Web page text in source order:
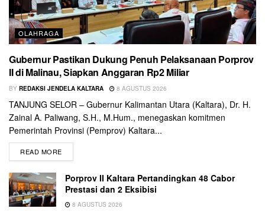
OLAHRAGA
Gubernur Pastikan Dukung Penuh Pelaksanaan Porprov
II di Malinau, Siapkan Anggaran Rp2 Miliar
BY REDAKSI JENDELA KALTARA 8 AGUSTUS 2026
TANJUNG SELOR – Gubernur Kalimantan Utara (Kaltara), Dr. H.
Zainal A. Paliwang, S.H., M.Hum., menegaskan komitmen
Pemerintah Provinsi (Pemprov) Kaltara...
READ MORE
Porprov II Kaltara Pertandingkan 48 Cabor
Prestasi dan 2 Eksibisi
8 AGUSTUS 2026